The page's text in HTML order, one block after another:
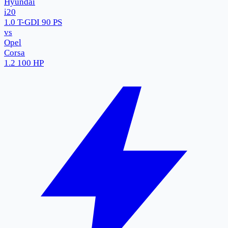
i20
1.0 T-GDI 90 PS
vs
Opel
Corsa
1.2 100 HP